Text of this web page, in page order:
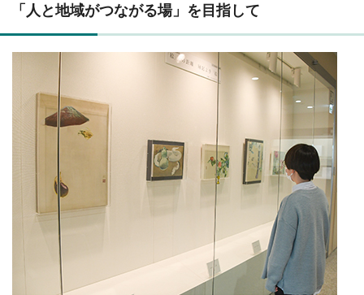
「人と地域がつながる場」を目指して